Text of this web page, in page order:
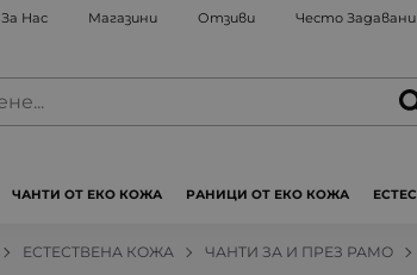
За Нас Магазини Отзиви Често
ЧАНТИ ОТ ЕКО КОЖА РАНИЦИ ОТ ЕКО КОЖА
ЕСТЕСТВЕНА КОЖА ЧАНТИ ЗА И ПРЕЗ РАМО